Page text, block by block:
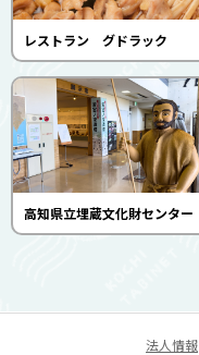
レストラン グドラック
高知県立埋蔵文化財センター
法人情報